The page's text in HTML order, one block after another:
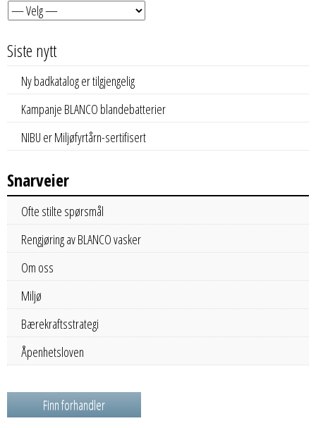
Siste nytt
Ny badkatalog er tilgjengelig
Kampanje BLANCO blandebatterier
NIBU er Miljøfyrtårn-sertifisert
Snarveier
Ofte stilte spørsmål
Rengjøring av BLANCO vasker
Om oss
Miljø
Bærekraftsstrategi
Åpenhetsloven
Finn forhandler